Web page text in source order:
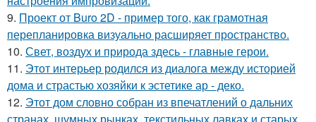
9. Проект от Buro 2D - пример того, как грамотная
перепланировка визуально расширяет пространство.
10. Свет, воздух и природа здесь - главные герои.
11. Этот интерьер родился из диалога между историей
дома и страстью хозяйки к эстетике ар - деко.
12. Этот дом словно собран из впечатлений о дальних